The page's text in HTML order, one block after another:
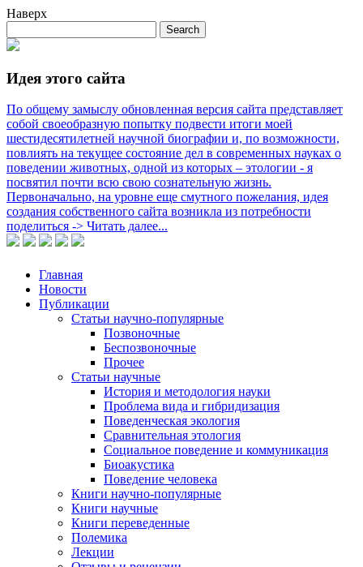
Наверх
Идея этого сайта
По общему замыслу обновленная версия сайта представляет
собой своеобразную попытку подвести итоги моей
шестидесятилетней научной биографии и, по возможности,
повлиять на текущее состояние дел в современных науках о
поведении животных, одной из которых – этологии - я
посвятил почти всю свою сознательную жизнь.
Первоначально, на уровне еще смутного пожелания, идея
создания собственного сайта возникла из потребности
поделиться -> Читать далее...
Главная
Новости
Публикации
Статьи научно-популярные
Позвоночные
Беспозвоночные
Прочее
Статьи научные
История и методология науки
Проблема вида и гибридизация
Поведенческая экология
Сравнительная этология
Социальное поведение и коммуникация
Биоакустика
Поведение человека
Книги научно-популярные
Книги научные
Книги переведенные
Полемика
Лекции